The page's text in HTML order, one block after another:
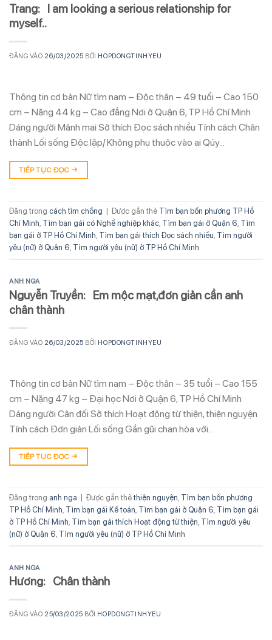
Trang: I am looking a serious relationship for
myself..
ĐĂNG VÀO 26/03/2025 BỞI HOPDONGTINHYEU
Thông tin cơ bản Nữ tìm nam – Độc thân – 49 tuổi – Cao 150
cm – Nặng 44 kg – Cao đẳng Nơi ở Quận 6, TP Hồ Chí Minh
Dáng người Mảnh mai Sở thích Đọc sách nhiều Tính cách Chân
thành Lối sống Độc lập/ Không phụ thuộc vào ai Qúy…
TIẾP TỤC ĐỌC →
Đăng trong cách tìm chồng Được gắn thẻ Tìm bạn bốn phương TP Hồ
Chí Minh, Tìm bạn gái có Nghề nghiệp khác, Tìm bạn gái ở Quận 6, Tìm
bạn gái ở TP Hồ Chí Minh, Tìm bạn gái thích Đọc sách nhiều, Tìm người
yêu (nữ) ở Quận 6, Tìm người yêu (nữ) ở TP Hồ Chí Minh
ANH NGA
Nguyễn Truyền: Em mộc mạt,đơn giản cần anh
chân thành
ĐĂNG VÀO 26/03/2025 BỞI HOPDONGTINHYEU
Thông tin cơ bản Nữ tìm nam – Độc thân – 35 tuổi – Cao 155
cm – Nặng 47 kg – Đại học Nơi ở Quận 6, TP Hồ Chí Minh
Dáng người Cân đối Sở thích Hoạt động từ thiện, thiện nguyện
Tính cách Đơn giản Lối sống Gần gũi chan hòa với…
TIẾP TỤC ĐỌC →
Đăng trong anh nga Được gắn thẻ thiện nguyện Tìm bạn bốn phương
TP Hồ Chí Minh Tìm bạn gái Kế toán Tìm bạn gái ở Quận 6 Tìm bạn gái
ở TP Hồ Chí Minh Tìm bạn gái thích Hoạt động từ thiện Tìm người yêu
(nữ) ở Quận 6 Tìm người yêu (nữ) ở TP Hồ Chí Minh
ANH NGA
Hương: Chân thành
ĐĂNG VÀO 25/03/2025 BỞI HOPDONGTINHYEU